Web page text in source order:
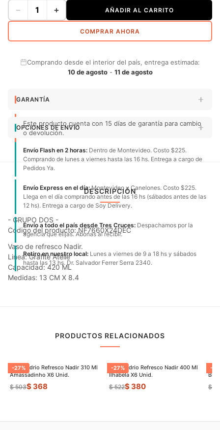
− + AÑADIR AL CARRITO
COMPRAR AHORA
Comprando desde el interior del país, entrega estimada:
10 de agosto- 11 de agosto
GARANTÍA
Este producto cuenta con 15 días de garantía para cambio
o devolución.
OPCIONES DE ENVÍO
Envío Flash en 2 horas: Dentro de Montevideo. Costo $225.
Comprando de lunes a viernes hasta las 16 hs. Entrega a cargo de
Pedidos Ya.
Envío Express en el día:Montevideo y Canelones. Costo $225.
Llega en el día comprando antes de las 16 hs (sábados antes de las
12 hs). Entrega a cargo de Soy Delivery.
Envío a todo el país desde Tres Cruces: Despachamos por la
agencia que elijas. Abonas al recibir.
Retiro en nuestro local: Lunes a viernes de 9 a 18 hs y sábados
hasta las 13 hs. Dr. Salvador Ferrer Serra 2340.
DESCRIPCIÓN
- GRUPO DOS -
Código del producto: NF7660X24DEC
Vaso de refresco Nadir.
Linea: Grafite Atelie
Capacidad: 420 ML
Medidas: 13 CM X 8.4
PRODUCTOS RELACIONADOS
-27%
Vaso Vidrio Refresco Nadir 310 Ml
Amassadinho X6 Unid.
$ 503$ 368
-27%
Vaso Vidrio Refresco Nadir 400 Ml
Ilhabela X6 Unid.
$ 522$ 380
-
$